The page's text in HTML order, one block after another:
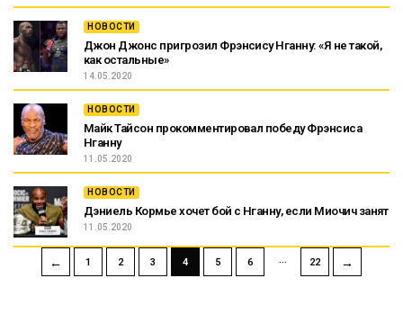
НОВОСТИ
Джон Джонс пригрозил Фрэнсису Нганну: «Я не такой,
как остальные»
14.05.2020
НОВОСТИ
Майк Тайсон прокомментировал победу Фрэнсиса
Нганну
11.05.2020
НОВОСТИ
Дэниель Кормье хочет бой с Нганну, если Миочич занят
11.05.2020
← 1 2 3 4 5 6 22 →